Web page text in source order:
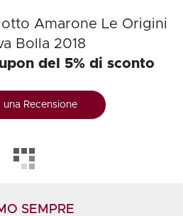
Amarone Le Origini
Bolla 2018
del 5% di sconto
una Recensione
SEMPRE